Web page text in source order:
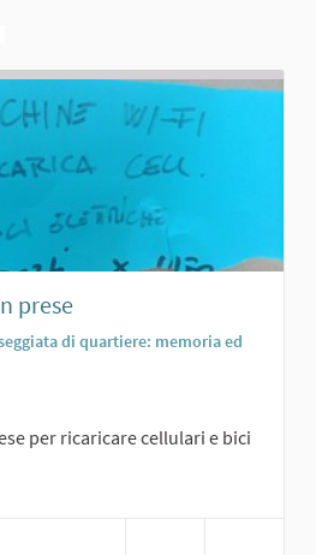
prese
di quartiere: memoria ed
per ricaricare cellulari e bici